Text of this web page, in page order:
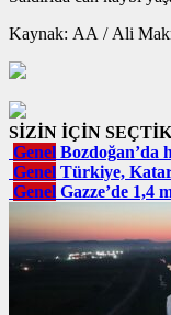
Kaynak: AA
SİZİN İÇİN
Genel Bozdoğan’da
Genel Türkiye, Katar
Genel Gazze’de 1,4